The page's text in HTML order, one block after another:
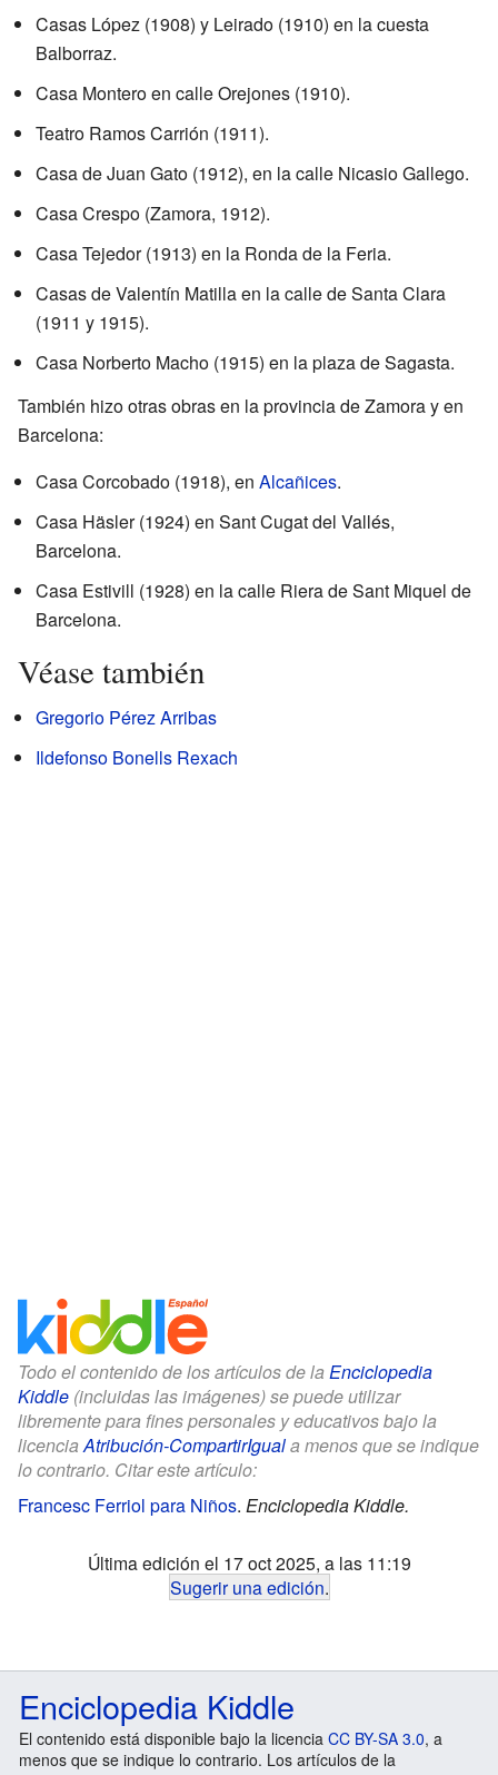
Casas López (1908) y Leirado (1910) en la cuesta
Balborraz.
Casa Montero en calle Orejones (1910).
Teatro Ramos Carrión (1911).
Casa de Juan Gato (1912), en la calle Nicasio Gallego.
Casa Crespo (Zamora, 1912).
Casa Tejedor (1913) en la Ronda de la Feria.
Casas de Valentín Matilla en la calle de Santa Clara
(1911 y 1915).
Casa Norberto Macho (1915) en la plaza de Sagasta.
También hizo otras obras en la provincia de Zamora y en
Barcelona:
Casa Corcobado (1918), en Alcañices.
Casa Häsler (1924) en Sant Cugat del Vallés,
Barcelona.
Casa Estivill (1928) en la calle Riera de Sant Miquel de
Barcelona.
Véase también
Gregorio Pérez Arribas
Ildefonso Bonells Rexach
Todo el contenido de los artículos de la Enciclopedia
Kiddle (incluidas las imágenes) se puede utilizar
libremente para fines personales y educativos bajo la
licenciaAtribución-CompartirIguala menos que se indique
lo contrario. Citar este artículo:
Francesc Ferriol para Niños. Enciclopedia Kiddle.
Última edición el 17 oct 2025, a las 11:19
Sugerir una edición.
Enciclopedia Kiddle
El contenido está disponible bajo la licencia CC BY-SA 3.0, a
menos que se indique lo contrario. Los artículos de la